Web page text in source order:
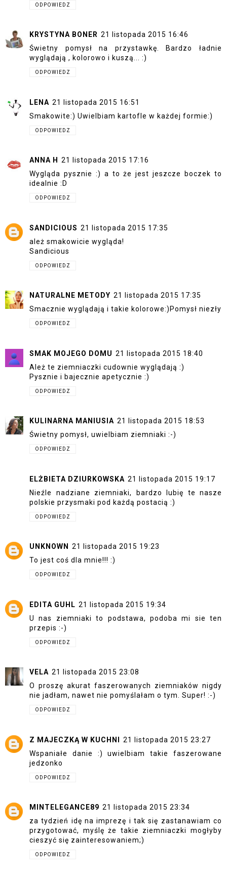
ODPOWIEDZ
KRYSTYNA BONER 21 listopada 2015 16:46
Świetny pomysł na przystawkę. Bardzo ładnie
wyglądają , kolorowo i kuszą... :)
ODPOWIEDZ
LENA 21 listopada 2015 16:51
Smakowite:) Uwielbiam kartofle w każdej formie:)
ODPOWIEDZ
ANNA H
21 listopada 2015 17:16
Wygląda pysznie :) a to że jest jeszcze boczek to
idealnie :D
ODPOWIEDZ
SANDICIOUS 21 listopada 2015 17:35
ależ smakowicie wygląda!
Sandicious
ODPOWIEDZ
NATURALNE METODY 21 listopada 2015 17:35
Smacznie wyglądają i takie kolorowe:)Pomysł niezły
ODPOWIEDZ
SMAK MOJEGO DOMU 21 listopada 2015 18:40
Ależ te ziemniaczki cudownie wyglądają :)
Pysznie i bajecznie apetycznie :)
ODPOWIEDZ
KULINARNA MANIUSIA 21 listopada 2015 18:53
Świetny pomysł, uwielbiam ziemniaki :-)
ODPOWIEDZ
ELŻBIETA DZIURKOWSKA 21 listopada 2015 19:17
Nieźle nadziane ziemniaki, bardzo lubię te nasze
polskie przysmaki pod każdą postacią :)
ODPOWIEDZ
UNKNOWN
21 listopada 2015 19:23
To jest coś dla mnie!!! :)
ODPOWIEDZ
EDITA GUHL 21 listopada 2015 19:34
U nas ziemniaki to podstawa, podoba mi sie ten
przepis :-)
ODPOWIEDZ
VELA 21 listopada 2015 23:08
O proszę akurat faszerowanych ziemniaków nigdy
nie jadłam, nawet nie pomyślałam o tym. Super! :-)
ODPOWIEDZ
Z MAJECZKĄ W KUCHNI
21 listopada 2015 23:27
Wspaniałe danie :) uwielbiam takie faszerowane
jedzonko
ODPOWIEDZ
MINTELEGANCE89 21 listopada 2015 23:34
za tydzień idę na imprezę i tak się zastanawiam co
przygotować, myślę że takie ziemniaczki mogłyby
cieszyć się zainteresowaniem;)
ODPOWIEDZ